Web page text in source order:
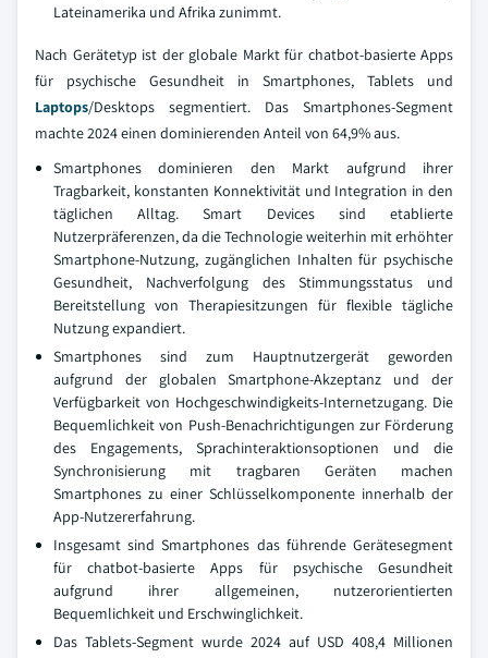
Lateinamerika und Afrika zunimmt.
Nach Gerätetyp ist der globale Markt für chatbot-basierte Apps
für psychische Gesundheit in Smartphones, Tablets und
Laptops/Desktops segmentiert. Das Smartphones-Segment
machte 2024 einen dominierenden Anteil von 64,9% aus.
Smartphones dominieren den Markt aufgrund ihrer
Tragbarkeit, konstanten Konnektivität und Integration in den
täglichen Alltag. Smart Devices sind etablierte
Nutzerpräferenzen, da die Technologie weiterhin mit erhöhter
Smartphone-Nutzung, zugänglichen Inhalten für psychische
Gesundheit, Nachverfolgung des Stimmungsstatus und
Bereitstellung von Therapiesitzungen für flexible tägliche
Nutzung expandiert.
Smartphones sind zum Hauptnutzergerät geworden
aufgrund der globalen Smartphone-Akzeptanz und der
Verfügbarkeit von Hochgeschwindigkeits-Internetzugang. Die
Bequemlichkeit von Push-Benachrichtigungen zur Förderung
des Engagements, Sprachinteraktionsoptionen und die
Synchronisierung mit tragbaren Geräten machen
Smartphones zu einer Schlüsselkomponente innerhalb der
App-Nutzererfahrung.
Insgesamt sind Smartphones das führende Gerätesegment
für chatbot-basierte Apps für psychische Gesundheit
aufgrund ihrer allgemeinen, nutzerorientierten
Bequemlichkeit und Erschwinglichkeit.
Das Tablets-Segment wurde 2024 auf USD 408,4 Millionen